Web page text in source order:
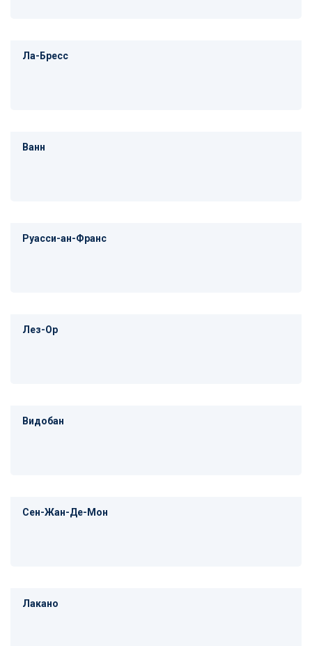
Ла-Бресс
Ванн
Руасси-ан-Франс
Лез-Ор
Видобан
Сен-Жан-Де-Мон
Лакано